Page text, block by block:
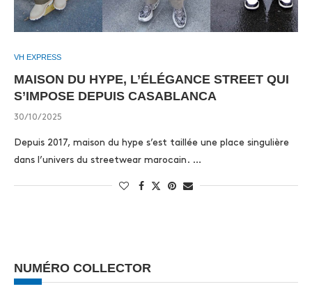
VH EXPRESS
MAISON DU HYPE, L’ÉLÉGANCE STREET QUI
S’IMPOSE DEPUIS CASABLANCA
30/10/2025
Depuis 2017, maison du hype s’est taillée une place singulière
dans l’univers du streetwear marocain. …
NUMÉRO COLLECTOR